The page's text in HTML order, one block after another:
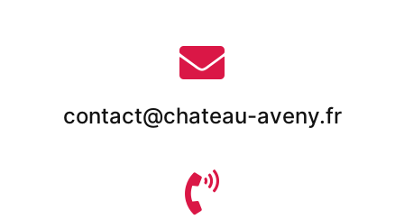
contact@chateau-aveny.fr